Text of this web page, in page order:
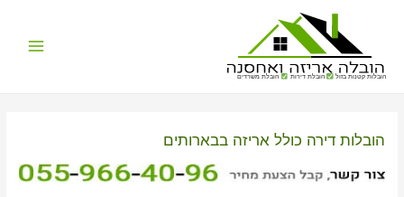
הובלות קטנות בזול הובלת דירות הובלת משרדים
הובלות דירה כולל אריזה בבארותים